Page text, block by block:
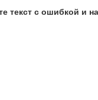
текст с ошибкой и